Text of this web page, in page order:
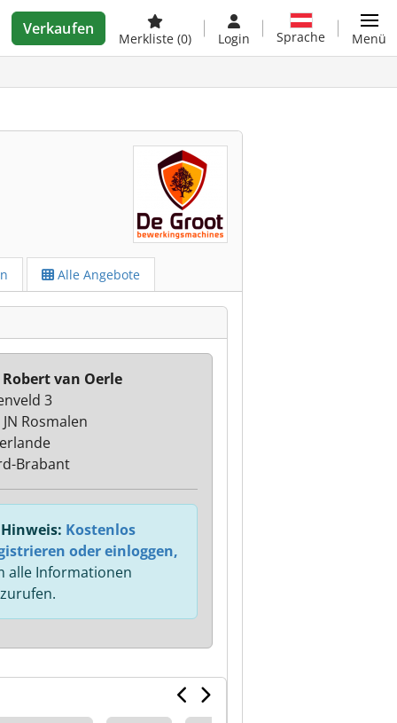
Verkaufen
Merkliste (0) Login Sprache Menü
Alle Angebote
van Oerle
3
Rosmalen
Brabant
Kostenlos
oder einloggen,
alle Informationen